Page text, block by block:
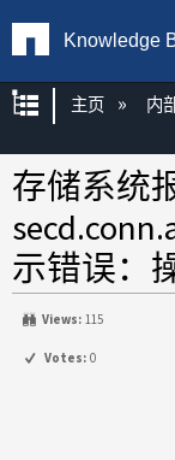
Knowledge
扩展/隐缩
主页 内
存储系统
示错误：
Views: 115
Votes: 0